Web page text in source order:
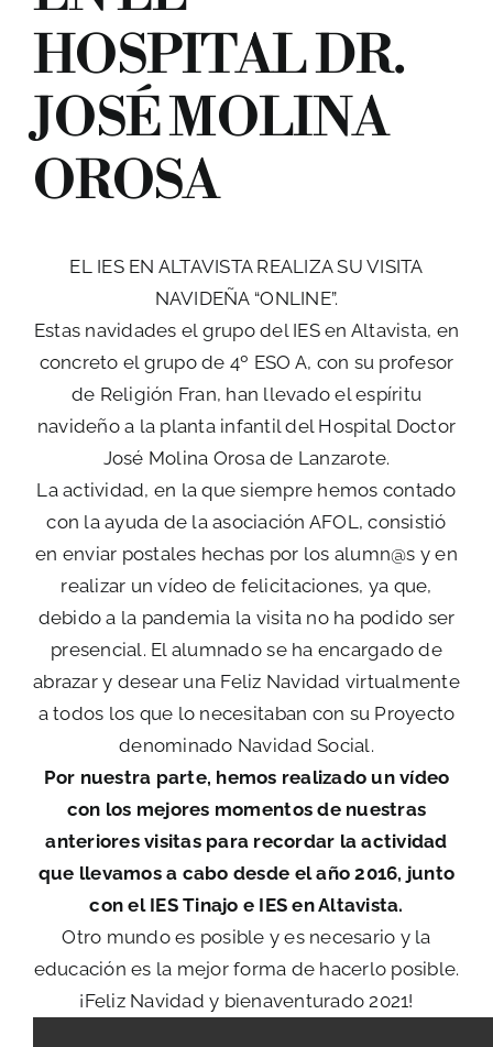
BUSCAR:
HOSPITAL DR.
JOSÉ MOLINA
OROSA
EL IES EN ALTAVISTA REALIZA SU VISITA
NAVIDEÑA “ONLINE”.
Estas navidades el grupo del IES en Altavista, en
concreto el grupo de 4º ESO A, con su profesor
de Religión Fran, han llevado el espíritu
navideño a la planta infantil del Hospital Doctor
José Molina Orosa de Lanzarote.
La actividad, en la que siempre hemos contado
con la ayuda de la asociación AFOL, consistió
en enviar postales hechas por los alumn@s y en
realizar un vídeo de felicitaciones, ya que,
debido a la pandemia la visita no ha podido ser
presencial. El alumnado se ha encargado de
abrazar y desear una Feliz Navidad virtualmente
a todos los que lo necesitaban con su Proyecto
denominado Navidad Social.
Por nuestra parte, hemos realizado un vídeo
con los mejores momentos de nuestras
anteriores visitas para recordar la actividad
que llevamos a cabo desde el año 2016, junto
con el IES Tinajo e IES en Altavista.
Otro mundo es posible y es necesario y la
educación es la mejor forma de hacerlo posible.
¡Feliz Navidad y bienaventurado 2021!